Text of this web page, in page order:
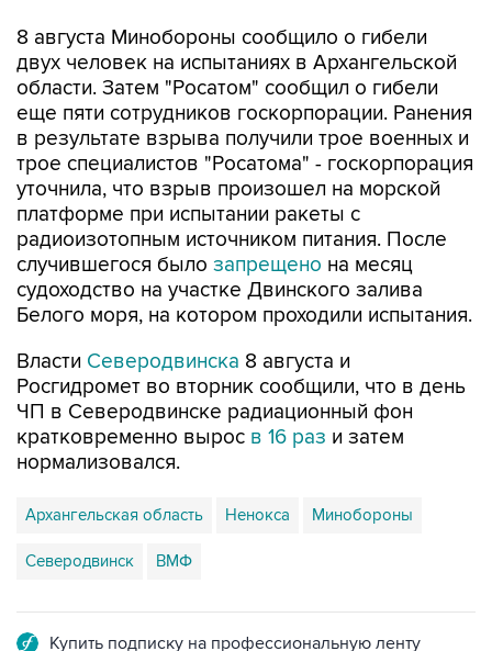
области. Затем "Росатом" сообщил о гибели
еще пяти сотрудников госкорпорации. Ранения
в результате взрыва получили трое военных и
трое специалистов "Росатома" - госкорпорация
уточнила, что взрыв произошел на морской
платформе при испытании ракеты с
радиоизотопным источником питания. После
случившегося былозапрещенона месяц
судоходство на участке Двинского залива
Белого моря, на котором проходили испытания.
Власти Северодвинска8 августа и
ЧП в Северодвинске радиационный фон
кратковременно выросв 16 рази затем
нормализовался.
Архангельская область
Северодвинск ВМФ
Подписаться на рассылку главных новостей сайта